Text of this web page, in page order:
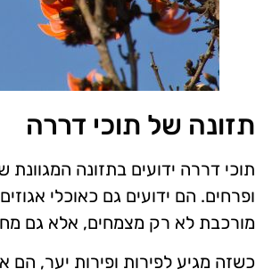
תזונה של תוכי דררה
תוכי דררה ידועים בתזונה
ופרחים. הם ידועים גם כאוכלי
מורכבת לא רק מצמחים, אלא גם
כשזה מגיע לפירות ופירות יער, הם